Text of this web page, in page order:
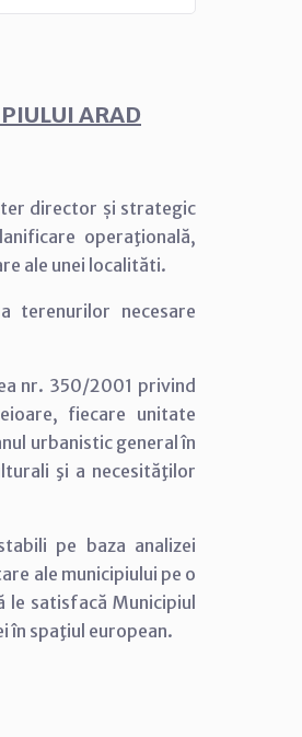
ARAD
director și strategic
operaţională,
ale unei localităti.
terenurilor necesare
nr. 350/2001 privind
fiecare unitate
urbanistic general în
şi a necesităţilor
pe baza analizei
ale municipiului pe o
satisfacă Municipiul
în spaţiul european.